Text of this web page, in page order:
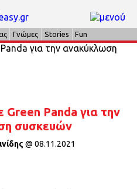
Γνώμες Stories Fun
Green Panda για την
συσκευών
@ 08.11.2021